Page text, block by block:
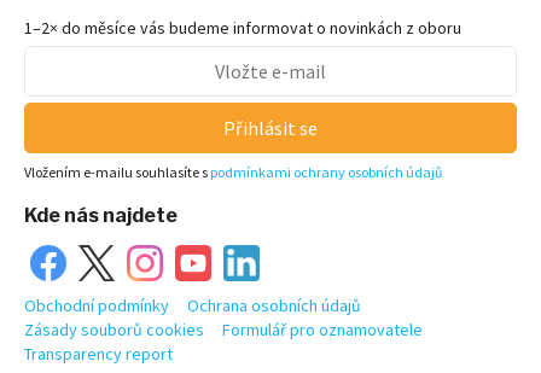
1–2× do měsíce vás budeme informovat o novinkách z oboru
Přihlásit se
Vložením e-mailu souhlasíte s podmínkami ochrany osobních údajů
Kde nás najdete
Obchodní podmínky
Ochrana osobních údajů
Zásady souborů cookies
Formulář pro oznamovatele
Transparency report